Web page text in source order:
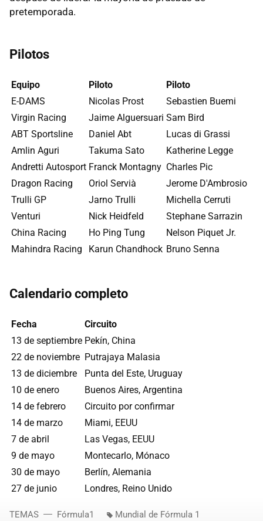
pretemporada.
Pilotos
Equipo Piloto
Piloto
E-DAMS
Nicolas Prost
Sebastien Buemi
Virgin Racing
Jaime Alguersuari Sam Bird
ABT Sportsline
Daniel Abt
Lucas di Grassi
Amlin Aguri
Takuma Sato
Katherine Legge
Andretti Autosport Franck Montagny Charles Pic
Dragon Racing
Oriol Servià
Jerome D'Ambrosio
Trulli GP
Jarno Trulli
Michella Cerruti
Venturi
Nick Heidfeld
Stephane Sarrazin
China Racing
Ho Ping Tung
Nelson Piquet Jr.
Mahindra Racing
Karun Chandhock Bruno Senna
Calendario completo
Fecha
Circuito
13 de septiembre Pekín, China
22 de noviembre Putrajaya Malasia
13 de diciembre
Punta del Este, Uruguay
10 de enero
Buenos Aires, Argentina
14 de febrero
Circuito por confirmar
14 de marzo
Miami, EEUU
7 de abril
Las Vegas, EEUU
9 de mayo
Montecarlo, Mónaco
30 de mayo
Berlín, Alemania
27 de junio
Londres, Reino Unido
TEMAS Fórmula1 Mundial de Fórmula 1